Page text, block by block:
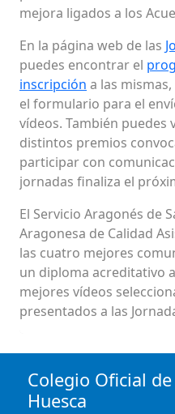
mejora ligados a los
En la página web de las
puedes encontrar el
inscripción a las
el formulario para el
vídeos. También puedes
distintos premios
participar con
jornadas finaliza el
El Servicio Aragonés de
Aragonesa de Calidad
las cuatro mejores
un diploma acreditativo
mejores vídeos
presentados a las
Colegio Oficial
Huesca